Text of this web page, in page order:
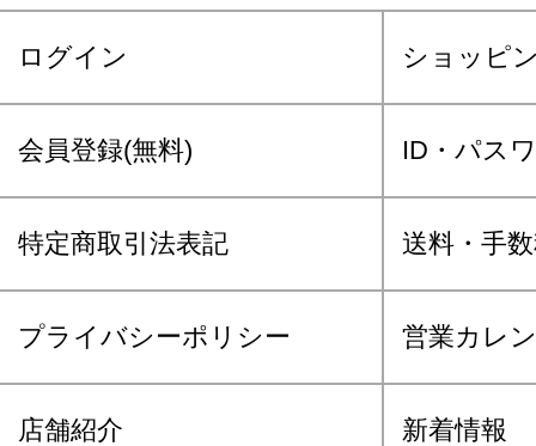
ログイン ショッピ
会員登録(無料) ID・パス
特定商取引法表記 送料・手
プライバシーポリシー 営業カレ
店舗紹介 新着情報